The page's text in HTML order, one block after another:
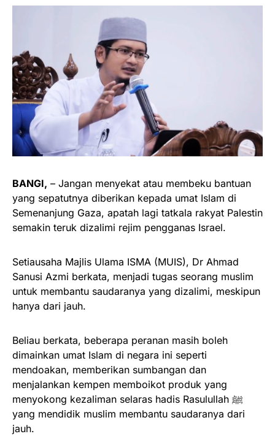
BANGI, – Jangan menyekat atau membeku bantuan
yang sepatutnya diberikan kepada umat Islam di
Semenanjung Gaza, apatah lagi tatkala rakyat Palestin
semakin teruk dizalimi rejim pengganas Israel.
Setiausaha Majlis Ulama ISMA (MUIS), Dr Ahmad
Sanusi Azmi berkata, menjadi tugas seorang muslim
untuk membantu saudaranya yang dizalimi, meskipun
hanya dari jauh.
Beliau berkata, beberapa peranan masih boleh
dimainkan umat Islam di negara ini seperti
mendoakan, memberikan sumbangan dan
menjalankan kempen memboikot produk yang
menyokong kezaliman selaras hadis Rasulullah ﷺ
yang mendidik muslim membantu saudaranya dari
jauh.